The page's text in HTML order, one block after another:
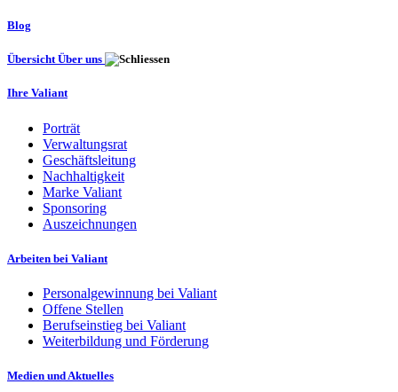
Blog
Übersicht Über uns
Ihre Valiant
Porträt
Verwaltungsrat
Geschäftsleitung
Nachhaltigkeit
Marke Valiant
Sponsoring
Auszeichnungen
Arbeiten bei Valiant
Personalgewinnung bei Valiant
Offene Stellen
Berufseinstieg bei Valiant
Weiterbildung und Förderung
Medien und Aktuelles